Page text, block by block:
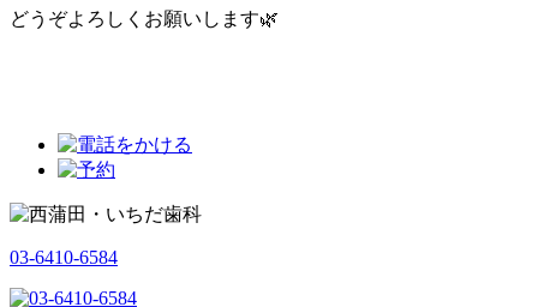
どうぞよろしくお願いします🌿
03-6410-6584